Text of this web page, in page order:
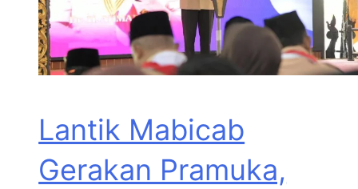
Lantik Mabicab
Gerakan Pramuka,